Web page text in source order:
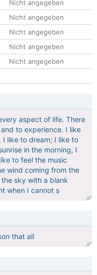
Nicht angegeben
Nicht angegeben
Nicht angegeben
Nicht angegeben
Nicht angegeben
aspect of life. There
to experience. I like
like to dream; I like to
in the morning, I
to feel the music
wind coming from the
sky with a blank
when I cannot s
that all